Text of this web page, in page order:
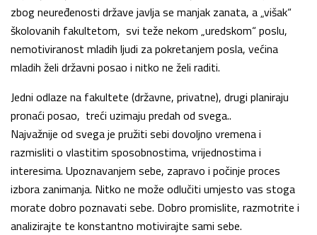
zbog neuređenosti države javlja se manjak zanata, a „višak“
školovanih fakultetom, svi teže nekom „uredskom“ poslu,
nemotiviranost mladih ljudi za pokretanjem posla, većina
mladih želi državni posao i nitko ne želi raditi.
Jedni odlaze na fakultete (državne, privatne), drugi planiraju
pronaći posao, treći uzimaju predah od svega..
Najvažnije od svega je pružiti sebi dovoljno vremena i
razmisliti o vlastitim sposobnostima, vrijednostima i
interesima. Upoznavanjem sebe, zapravo i počinje proces
izbora zanimanja. Nitko ne može odlučiti umjesto vas stoga
morate dobro poznavati sebe. Dobro promislite, razmotrite i
analizirajte te konstantno motivirajte sami sebe.